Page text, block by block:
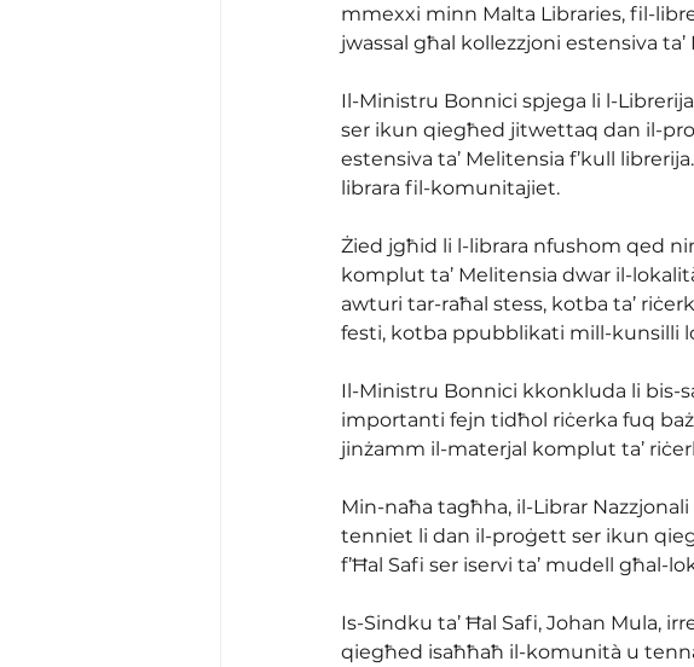
mmexxi minn Malta Libraries, fil-
jwassal għal kollezzjoni estensiva
Il-Ministru Bonnici spjega li l-
ser ikun qiegħed jitwettaq dan il-
estensiva ta’ Melitensia f’kull
librara fil-komunitajiet.
Żied jgħid li l-librara nfushom qed
komplut ta’ Melitensia dwar il-
awturi tar-raħal stess, kotba ta’
festi, kotba ppubblikati mill-kunsilli
Il-Ministru Bonnici kkonkluda li bis-
importanti fejn tidħol riċerka fuq
jinżamm il-materjal komplut ta’
Min-naħa tagħha, il-Librar
tenniet li dan il-proġett ser ikun
f’Ħal Safi ser iservi ta’ mudell għal-
Is-Sindku ta’ Ħal Safi, Johan Mula,
qiegħed isaħħaħ il-komunità u